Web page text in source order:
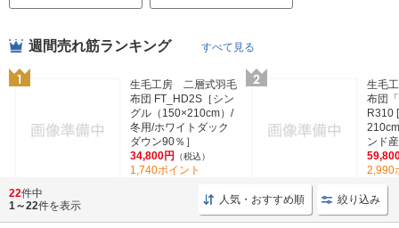
週間売れ筋ランキング すべて見る
生毛工房 二層式羽毛
布団 FT_HD2S［シン
グル（150×210cm）/
冬用/ホワイトダック
ダウン90％］
34,800円
（税込）
1,740ポイント
生毛
布団
R310
ンド
2,990
22件中
1～22件を表示 人気・おすすめ順 絞り込み